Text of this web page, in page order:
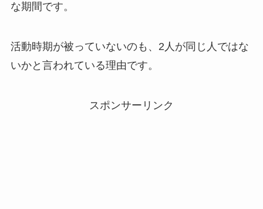
な期間です。
活動時期が被っていないのも、2人が同じ人ではな
いかと言われている理由です。
スポンサーリンク